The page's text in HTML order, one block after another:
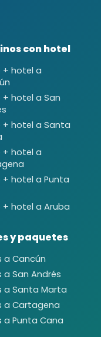
con hotel
+ hotel a
+ hotel a San
+ hotel a Santa
+ hotel a
+ hotel a Punta
+ hotel a Aruba
y paquetes
a Cancún
a San Andrés
a Santa Marta
a Cartagena
a Punta Cana